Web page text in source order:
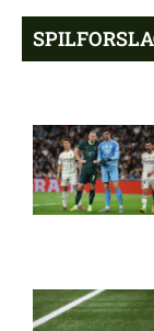
Alexander
skadet: seneste
Mads Lautrup
skadeslisten hos